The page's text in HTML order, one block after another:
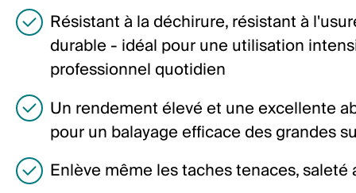
Deutsch
English
Allemagne
Deutsch
English
Résistant à la déchirure, résistant à
durable - idéal pour une utilisation
professionnel quotidien
Un rendement élevé et une excellente
pour un balayage efficace des grandes
Enlève même les taches tenaces, saleté